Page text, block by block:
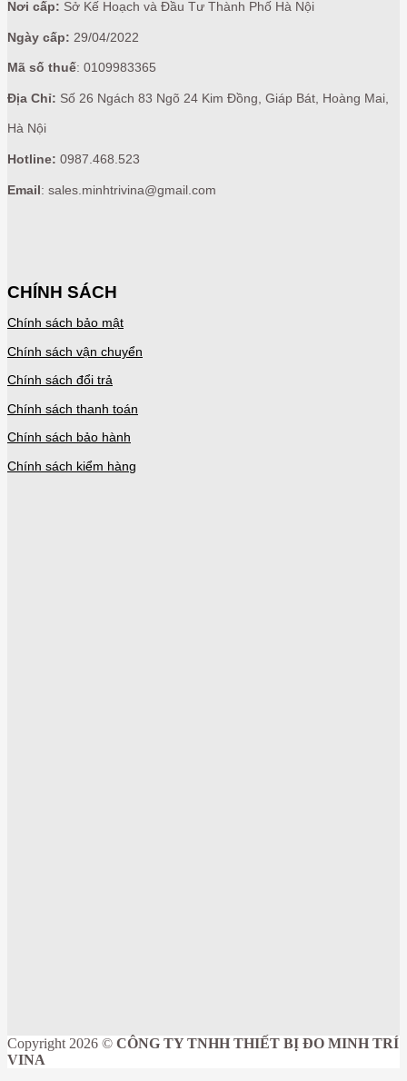
Nơi cấp: Sở Kế Hoạch và Đầu Tư Thành Phố Hà Nội
Ngày cấp: 29/04/2022
Mã số thuế: 0109983365
Địa Chỉ: Số 26 Ngách 83 Ngõ 24 Kim Đồng, Giáp Bát, Hoàng Mai,
Hà Nội
Hotline: 0987.468.523
Email: sales.minhtrivina@gmail.com
CHÍNH SÁCH
Chính sách bảo mật
Chính sách vận chuyển
Chính sách đổi trả
Chính sách thanh toán
Chính sách bảo hành
Chính sách kiểm hàng
Copyright 2026 © CÔNG TY TNHH THIẾT BỊ ĐO MINH TRÍ
VINA